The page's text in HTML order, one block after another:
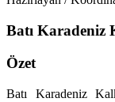
Batı Karadeniz
Özet
Batı Karadeniz